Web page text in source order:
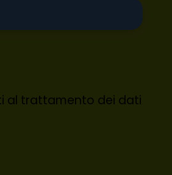
al trattamento dei dati